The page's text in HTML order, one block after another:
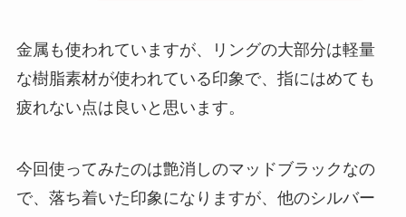
金属も使われていますが、リングの大部分は軽量
な樹脂素材が使われている印象で、指にはめても
疲れない点は良いと思います。
今回使ってみたのは艶消しのマッドブラックなの
で、落ち着いた印象になりますが、他のシルバー